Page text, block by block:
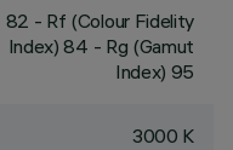
82 - Rf (Colour Fidelity
Index) 84 - Rg (Gamut
Index) 95
3000 K